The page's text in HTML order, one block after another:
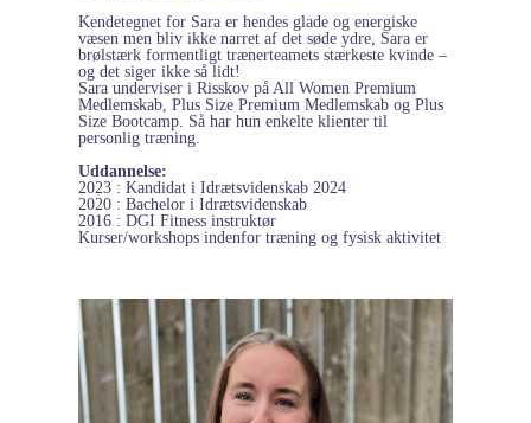
Kendetegnet for Sara er hendes glade og energiske
væsen men bliv ikke narret af det søde ydre, Sara er
brølstærk formentligt trænerteamets stærkeste kvinde –
og det siger ikke så lidt!
Sara underviser i Risskov på All Women Premium
Medlemskab, Plus Size Premium Medlemskab og Plus
Size Bootcamp. Så har hun enkelte klienter til
personlig træning.
Uddannelse:
2023 : Kandidat i Idrætsvidenskab 2024
2020 : Bachelor i Idrætsvidenskab
2016 : DGI Fitness instruktør
Kurser/workshops indenfor træning og fysisk aktivitet